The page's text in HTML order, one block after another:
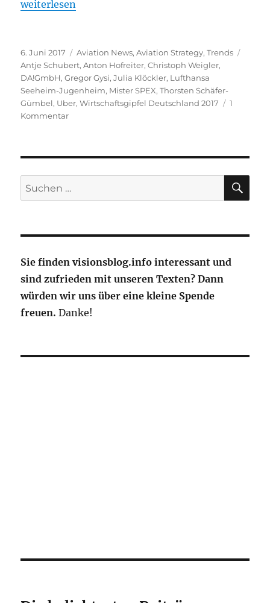
„Wirtschaftsgipfel Deutschland am 1. Juli bei
weiterlesen
Veröffentlicht
am
6. Juni 2017 Kategorien
Aviation News,Aviation Strategy,Trends
Antje Schubert,Anton Hofreiter,Christoph Weigler,
DA!GmbH,Gregor Gysi,Julia Klöckler, Lufthansa
Seeheim-Jugenheim, Mister SPEX,Thorsten Schäfer-
Gümbel, Uber,Wirtschaftsgipfel Deutschland 2017
1
Kommentarzu
Juli
bei
Lufthansa
Suche
nach:
Sie finden visionsblog.info interessant und
sind zufrieden mit unseren Texten? Dann
würden wir uns über eine kleine Spende
freuen. Danke!